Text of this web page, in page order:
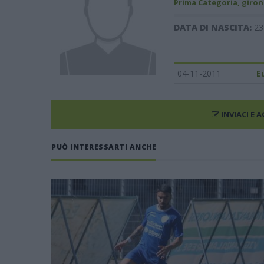
Prima Categoria,
DATA DI NASCITA:
04-11-2011
INVIACI E
PUÒ INTERESSARTI ANCHE